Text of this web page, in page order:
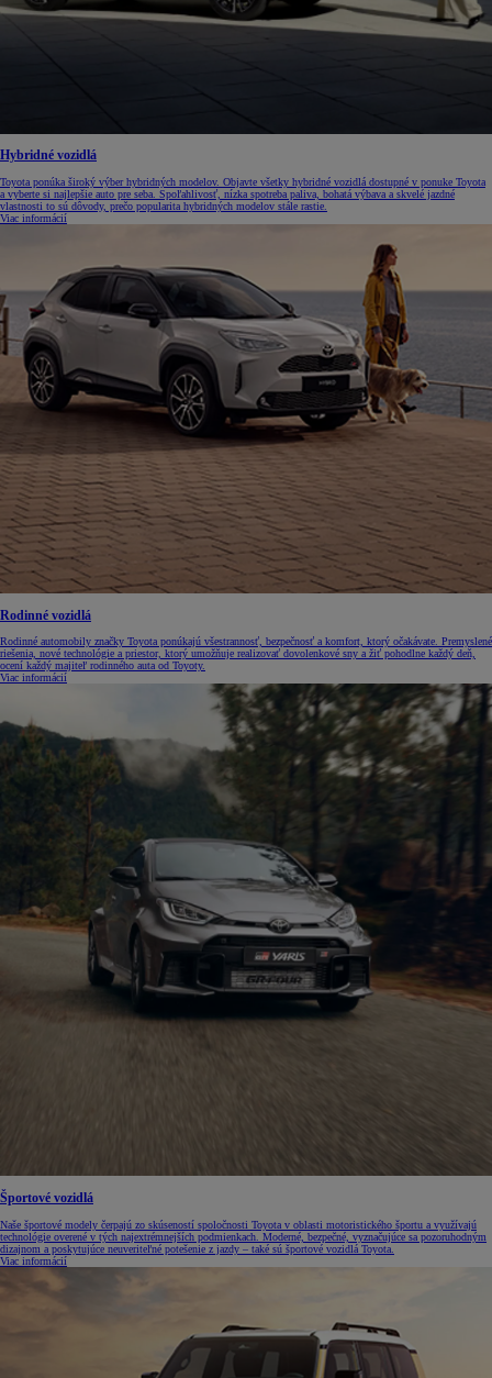
Hybridné vozidlá
Toyota ponúka široký výber hybridných modelov. Objavte všetky hybridné vozidlá dostupné v ponuke Toyota
a vyberte si najlepšie auto pre seba. Spoľahlivosť, nízka spotreba paliva, bohatá výbava a skvelé jazdné
vlastnosti to sú dôvody, prečo popularita hybridných modelov stále rastie.
Viac informácií
Rodinné vozidlá
Rodinné automobily značky Toyota ponúkajú všestrannosť, bezpečnosť a komfort, ktorý očakávate. Premyslené
riešenia, nové technológie a priestor, ktorý umožňuje realizovať dovolenkové sny a žiť pohodlne každý deň,
ocení každý majiteľ rodinného auta od Toyoty.
Viac informácií
Športové vozidlá
Naše športové modely čerpajú zo skúseností spoločnosti Toyota v oblasti motoristického športu a využívajú
technológie overené v tých najextrémnejších podmienkach. Moderné, bezpečné, vyznačujúce sa pozoruhodným
dizajnom a poskytujúce neuveriteľné potešenie z jazdy – také sú športové vozidlá Toyota.
Viac informácií